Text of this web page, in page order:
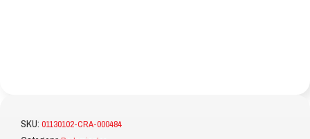
SKU: 01130102-CRA-000484